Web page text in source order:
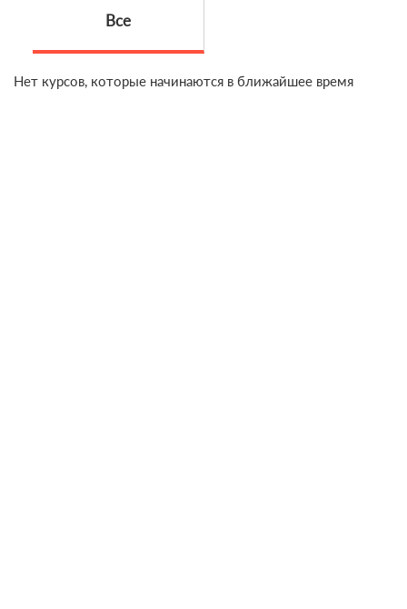
Все
Нет курсов, которые начинаются в ближайшее время